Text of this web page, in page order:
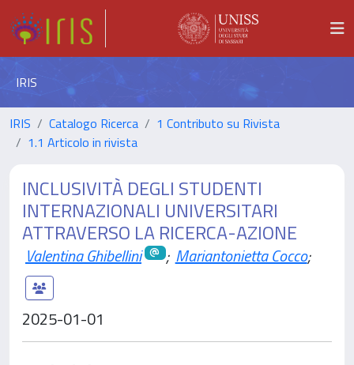
IRIS
IRIS Catalogo Ricerca
1 Contributo su Rivista
1.1 Articolo in rivista
INCLUSIVITÀ DEGLI STUDENTI
INTERNAZIONALI UNIVERSITARI
ATTRAVERSO LA RICERCA-AZIONE
Valentina Ghibellini ; Mariantonietta Cocco;
2025-01-01